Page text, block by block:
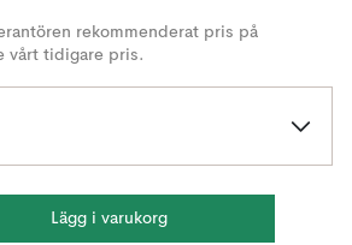
rekommenderat pris på
vårt tidigare pris.
Lägg i varukorg